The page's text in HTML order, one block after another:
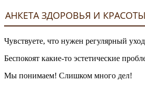
АНКЕТА ЗДОРОВЬЯ И КРАСОТЫ
Чувствуете, что нужен регулярный
Беспокоят какие-то эстетические
Мы понимаем! Слишком много дел!